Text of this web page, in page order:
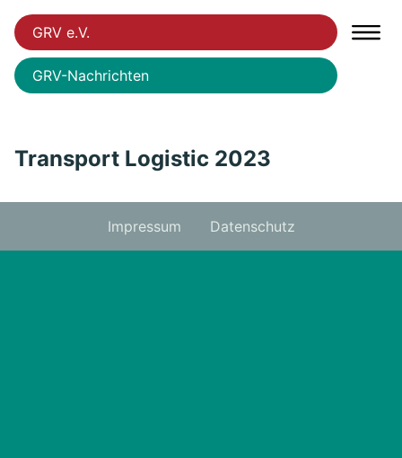
GRV e.V.
GRV-Nachrichten
Transport Logistic 2023
Impressum Datenschutz